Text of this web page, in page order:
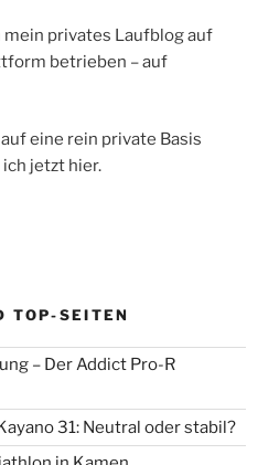
mein privates Laufblog auf
betrieben – auf
eine rein private Basis
jetzt hier.
TOP-SEITEN
– Der Addict Pro-R
31: Neutral oder stabil?